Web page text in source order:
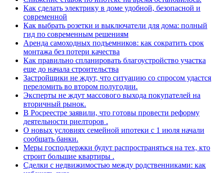
Как сделать электрику в доме удобной, безопасной и
современной
Как выбрать розетки и выключатели для дома: полный
гид по современным решениям
Аренда самоходных подъемников: как сократить срок
монтажа без потери качества
Как правильно спланировать благоустройство участка
еще до начала строительства
Застройщики не ждут, что ситуацию со спросом удастся
переломить во втором полугодии.
Эксперты не ждут массового выхода покупателей на
вторичный рынок.
В Росреестре заявили, что готовы провести реформу
деятельности риелторов .
О новых условиях семейной ипотеки с 1 июля начали
сообщать банки.
Меры господдержки будут распространяться на тех, кто
строит большие квартиры .
Сделки с недвижимостью между родственниками: как